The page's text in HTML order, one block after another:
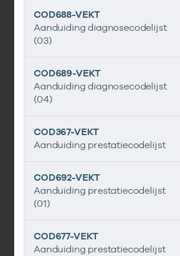
COD688-VEKT
Aanduiding diagnosecodelijst
(03)
COD689-VEKT
Aanduiding diagnosecodelijst
(04)
COD367-VEKT
Aanduiding prestatiecodelijst
COD692-VEKT
Aanduiding prestatiecodelijst
(01)
COD677-VEKT
Aanduiding prestatiecodelijst